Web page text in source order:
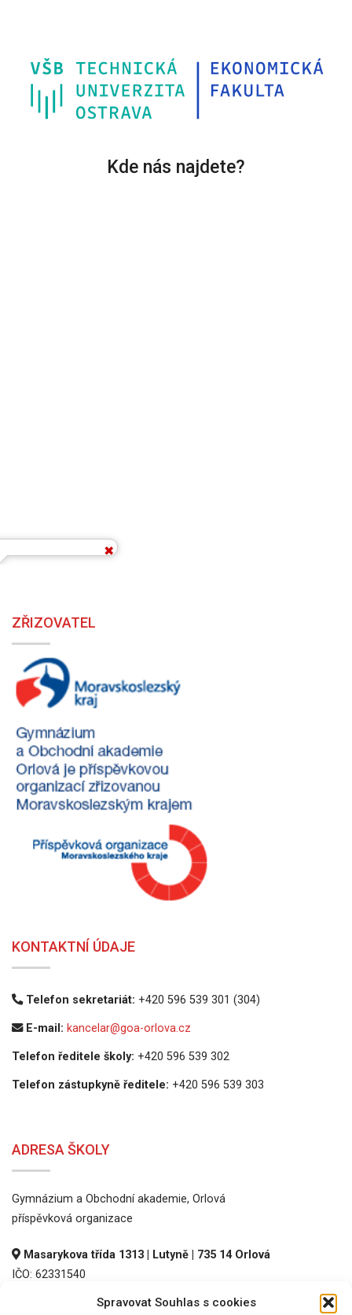
Spravovat Souhlas s cookies
Kde nás najdete?
ZŘIZOVATEL
KONTAKTNÍ ÚDAJE
Telefon sekretariát: +420 596 539 301 (304)
E-mail: kancelar@goa-orlova.cz
Telefon ředitele školy: +420 596 539 302
Telefon zástupkyně ředitele: +420 596 539 303
ADRESA ŠKOLY
Gymnázium a Obchodní akademie, Orlová
příspěvková organizace
Masarykova třída 1313 | Lutyně | 735 14 Orlová
IČO: 62331540